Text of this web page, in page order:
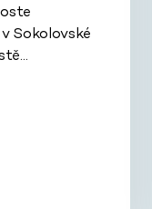
Sokolovské